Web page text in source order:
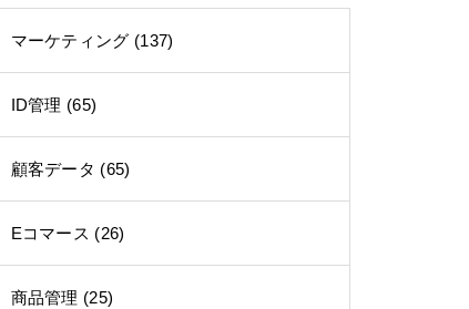
マーケティング (137)
ID管理 (65)
顧客データ (65)
Eコマース (26)
商品管理 (25)